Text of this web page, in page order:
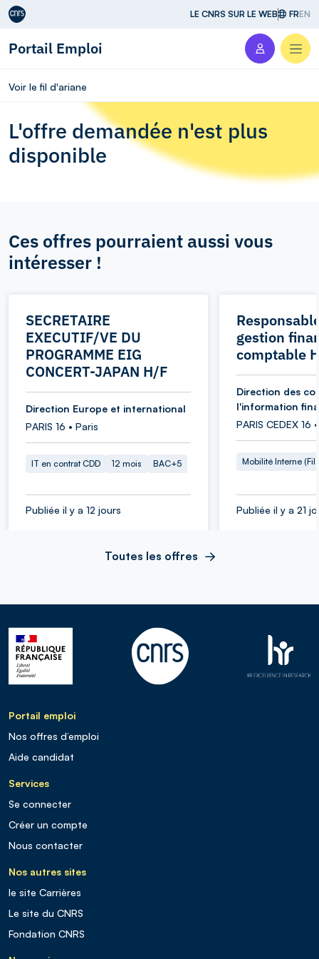
Aller au contenu LE CNRS SUR LE WEB FREN
Portail Emploi
Voir le fil d'ariane
L'offre demandée n'est plus
disponible
Ces offres pourraient aussi vous
intéresser !
SECRETAIRE
EXECUTIF/VE DU
PROGRAMME EIG
CONCERT-JAPAN H/F
Direction Europe et international
PARIS 16 • Paris
IT en contrat CDD 12 mois BAC+5
Publiée il y a 12 jours
gestion
comptable
Direction des
l'information
PARIS CEDEX 16
Mobilité Interne (Fil
Publiée il y a 21
Toutes les offres
Portail emploi
Nos offres d’emploi
Aide candidat
Services
Se connecter
Créer un compte
Nous contacter
Nos autres sites
le site Carrières
Le site du CNRS
Fondation CNRS